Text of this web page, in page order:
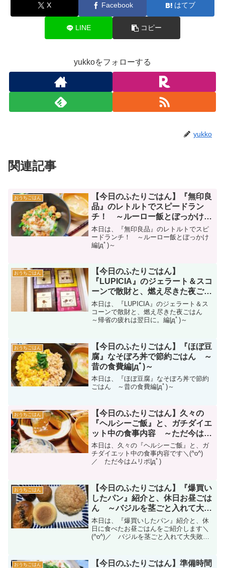
X Facebook はてブ
LINE コピー
yukkoをフォローする
yukko
関連記事
おうちごはん
【今日のふたりごはん】『無印良
品』のレトルトでスピードラン
チ！ ～ルーロー飯とぼっかけ
編|дﾟ)～
本日は、『無印良品』のレトルトでスピ
ードランチ！ ～ルーロー飯とぼっかけ
編|дﾟ)～
おうちごはん
【今日のふたりごはん】
『LUPICIA』のジェラート＆スコ
ーンで散財と、燃え尽きた夜ごは
ん ～帰省の疲れは翌日に。編|
дﾟ)～
本日は、『LUPICIA』のジェラート＆ス
コーンで散財と、燃え尽きた夜ごはん
～帰省の疲れは翌日に。編|дﾟ)～
おうちごはん
【今日のふたりごはん】『ほぼ豆
腐』なそぼろ丼で節約ごはん ～
昔の食費編|дﾟ)～
本日は、『ほぼ豆腐』なそぼろ丼で節約
ごはん ～昔の食費編|дﾟ)～
おうちごはん
【今日のふたりごはん】久々の
『ヘルシーご飯』と、ガチダイエ
ット中の食事内容 ～ただ今はム
リポ編|дﾟ)～
本日は、久々の『ヘルシーご飯』と、ガ
チダイエット中の食事内容です＼(^o^)
／ ただ今はムリポ|дﾟ)
おうちごはん
【今日のふたりごはん】『爆買い
したパン』紹介と、休日お昼ごは
ん ～バジルを茎ごと入れて大失
敗編（横着）|дﾟ)～
本日は、『爆買いしたパン』紹介と、休
日に食べたお昼ごはんをご紹介します＼
(^o^)／ バジルを茎ごと入れて大失敗し
おうちごはん
【今日のふたりごはん】準備時間